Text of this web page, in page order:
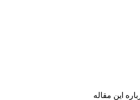
این مقاله